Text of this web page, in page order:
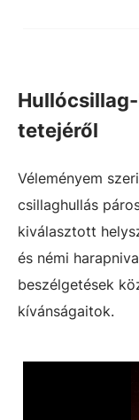
tetejéről
Véleményem
csillaghullás
kiválasztott
és némi
beszélgetések
kívánságaitok.